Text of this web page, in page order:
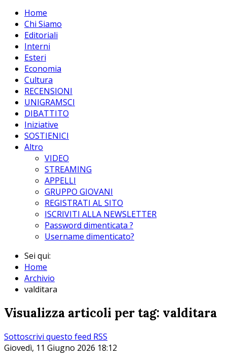
Home
Chi Siamo
Editoriali
Interni
Esteri
Economia
Cultura
RECENSIONI
UNIGRAMSCI
DIBATTITO
Iniziative
SOSTIENICI
Altro
VIDEO
STREAMING
APPELLI
GRUPPO GIOVANI
REGISTRATI AL SITO
ISCRIVITI ALLA NEWSLETTER
Password dimenticata ?
Username dimenticato?
Sei qui:
Home
Archivio
valditara
Visualizza articoli per tag: valditara
Sottoscrivi questo feed RSS
Giovedì, 11 Giugno 2026 18:12